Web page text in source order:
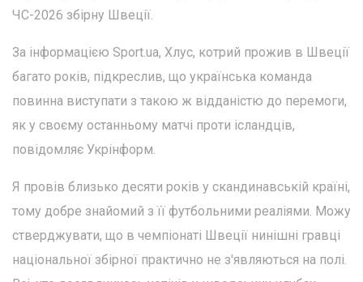
ЧС-2026 збірну Швеції.
За інформацією Sport.ua, Хлус, котрий прожив в Швеції
багато років, підкреслив, що українська команда
повинна виступати з такою ж відданістю до перемоги,
як у своєму останньому матчі проти ісландців,
повідомляє Укрінформ.
Я провів близько десяти років у скандинавській країні,
тому добре знайомий з її футбольними реаліями. Можу
стверджувати, що в чемпіонаті Швеції нинішні гравці
національної збірної практично не з'являються на полі.